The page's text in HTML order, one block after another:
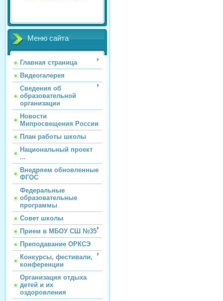
Меню сайта
Главная страница
Видеогалерея
Сведения об
образовательной
организации
Новости
Мипросвещения России
План работы школы
Национальный проект
...
Внедряем обновленные
ФГОС
Федеральные
образовательные
программы
Совет школы
Прием в МБОУ СШ №35
Преподавание ОРКСЭ
Конкурсы, фестивали,
конференции
Организация отдыха
детей и их
оздоровления